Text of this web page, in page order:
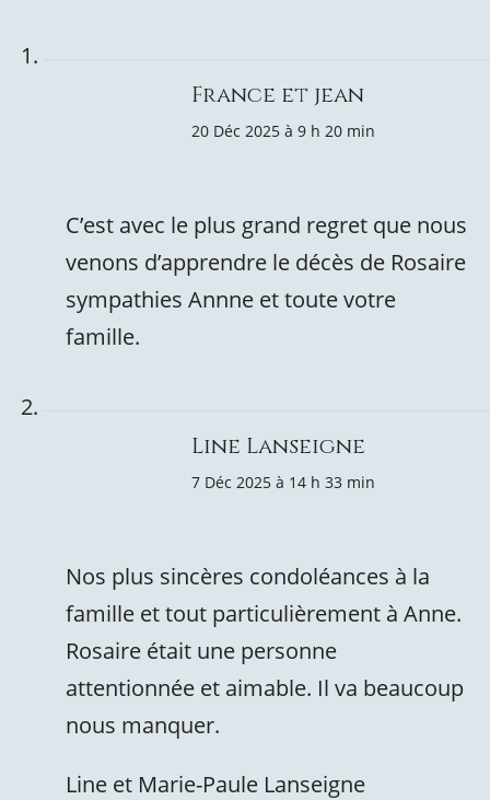
France et jean
20 Déc 2025 à 9 h 20 min
C’est avec le plus grand regret que nous
venons d’apprendre le décès de Rosaire
sympathies Annne et toute votre
famille.
Line Lanseigne
7 Déc 2025 à 14 h 33 min
Nos plus sincères condoléances à la
famille et tout particulièrement à Anne.
Rosaire était une personne
attentionnée et aimable. Il va beaucoup
nous manquer.
Line et Marie-Paule Lanseigne